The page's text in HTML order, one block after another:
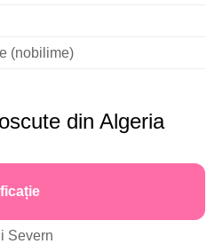
(nobilime)
din Algeria
Severn